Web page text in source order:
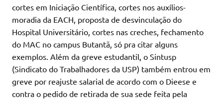
cortes em Iniciação Científica, cortes nos auxílios-
moradia da EACH, proposta de desvinculação do
Hospital Universitário, cortes nas creches, fechamento
do MAC no campus Butantã, só pra citar alguns
exemplos. Além da greve estudantil, o Sintusp
(Sindicato do Trabalhadores da USP) também entrou em
greve por reajuste salarial de acordo com o Dieese e
contra o pedido de retirada de sua sede feita pela